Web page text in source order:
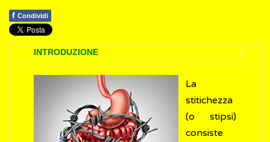
f Condividi
INTRODUZIONE
La
stitichezza
(o stipsi)
consiste